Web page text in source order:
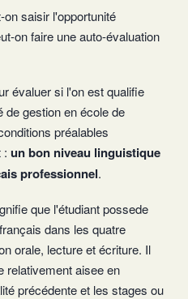
saisir l'opportunité
on faire une auto-évaluation
évaluer si l'on est qualifie
de gestion en école de
préalables
: un bon niveau linguistique
professionnel.
que l'étudiant possede
dans les quatre
orale, lecture et écriture. Il
relativement aisee en
précédente et les stages ou